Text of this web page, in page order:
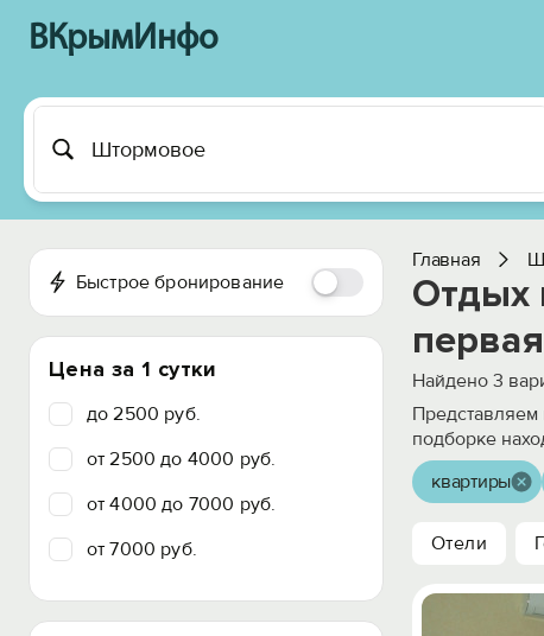
ВКрымИнфо
Быстрое бронирование
Цена за 1 сутки
до 2500 руб.
от 2500 до 4000 руб.
от 4000 до 7000 руб.
от 7000 руб.
Главная
Отдых
Найдено 3
подборке
квартиры
Отели